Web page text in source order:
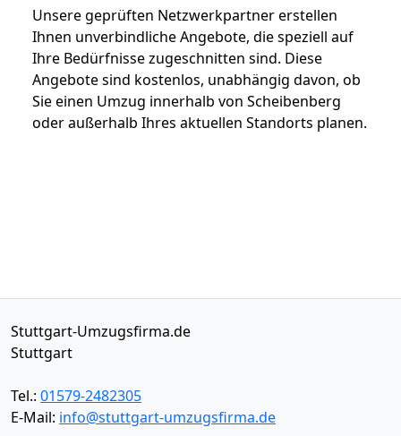
Unsere geprüften Netzwerkpartner erstellen
Ihnen unverbindliche Angebote, die speziell auf
Ihre Bedürfnisse zugeschnitten sind. Diese
Angebote sind kostenlos, unabhängig davon, ob
Sie einen Umzug innerhalb von Scheibenberg
oder außerhalb Ihres aktuellen Standorts planen.
Stuttgart-Umzugsfirma.de
Stuttgart
Tel.: 01579-2482305
E-Mail: info@stuttgart-umzugsfirma.de